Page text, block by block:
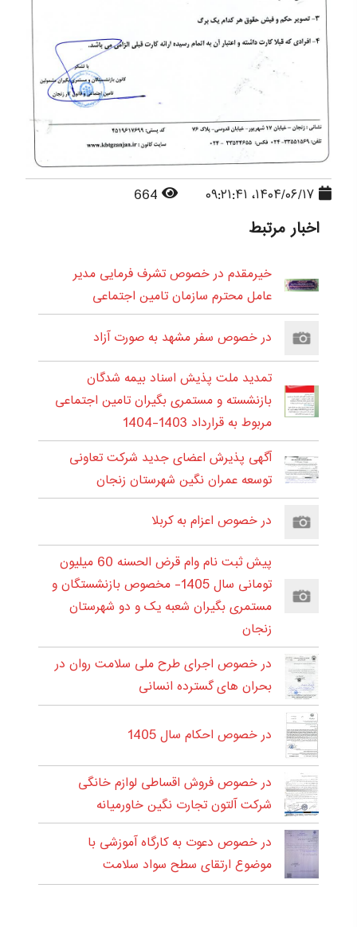
اخبار مرتبط
خیرمقدم در خصوص تشرف فرمایی مدیر
عامل محترم سازمان تامین اجتماعی
در خصوص سفر مشهد به صورت آزاد
تمدید ملت پذیش اسناد بیمه شدگان
بازنشسته و مستمری بگیران تامین اجتماعی
مربوط به قرارداد 1403-1404
آگهی پذیرش اعضای جدید شرکت تعاونی
توسعه عمران نگین شهرستان زنجان
در خصوص اعزام به کربلا
پیش ثبت نام وام قرض الحسنه 60 میلیون
تومانی سال 1405- مخصوص بازنشستگان و
مستمری بگیران شعبه یک و دو شهرستان
زنجان
در خصوص اجرای طرح ملی سلامت روان در
بحران های گسترده انسانی
در خصوص احکام سال 1405
در خصوص فروش اقساطی لوازم خانگی
شرکت آلتون تجارت نگین خاورمیانه
در خصوص دعوت به کارگاه آموزشی با
موضوع ارتقای سطح سواد سلامت